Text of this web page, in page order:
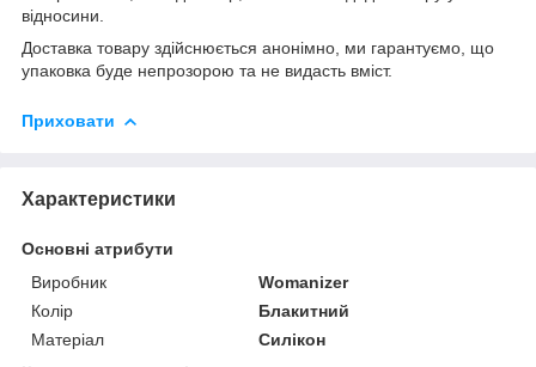
відносини.
Доставка товару здійснюється анонімно, ми гарантуємо, що
упаковка буде непрозорою та не видасть вміст.
Приховати
Характеристики
Основні атрибути
Виробник
Womanizer
Колір
Блакитний
Матеріал
Силікон